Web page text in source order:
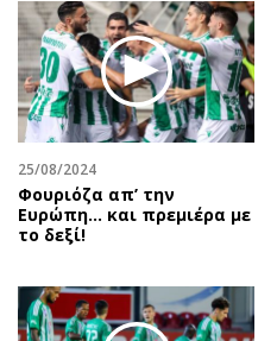
25/08/2024
Φουριόζα απ’ την
Ευρώπη… και πρεμιέρα με
το δεξί!